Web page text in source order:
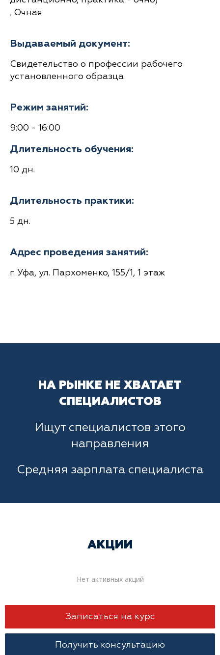
, Очная
Выдаваемый документ:
Свидетельство о профессии рабочего
установленного образца
Режим занятий:
9:00 - 16:00
Длительность обучения:
10 дн.
Длительность практики:
5 дн.
Адрес проведения занятий:
г. Уфа, ул. Пархоменко, 155/1, 1 этаж
НА РЫНКЕ НЕ ХВАТАЕТ
СПЕЦИАЛИСТОВ
Ищут специалистов этого
направления
Средняя зарплата специалиста
АКЦИИ
Нет активных акций
Записаться на курс
Получить консультацию